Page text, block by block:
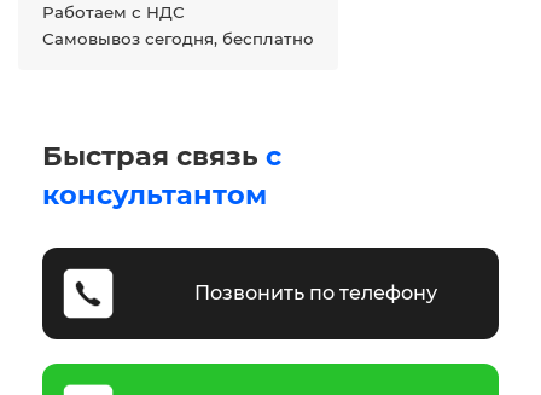
Работаем с НДС
Самовывоз сегодня, бесплатно
Быстрая связь с
консультантом
Позвонить по телефону